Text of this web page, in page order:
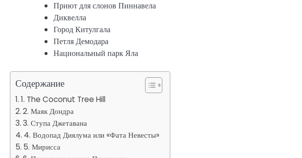
Приют для слонов Пиннавела
Диквелла
Город Китулгала
Петля Демодара
Национальный парк Яла
Содержание
1. The Coconut Tree Hill
2. Маяк Дондра
3. Ступа Джетавана
4. Водопад Диялума или «Фата Невесты»
5. Мирисса